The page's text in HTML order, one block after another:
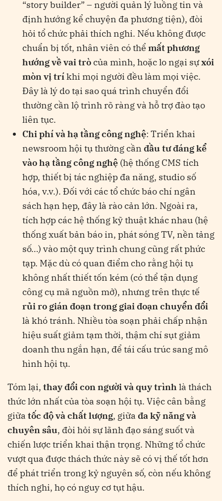
“story builder” – người quản lý luồng tin và
định hướng kể chuyện đa phương tiện​), đòi
hỏi tổ chức phải thích nghi. Nếu không được
chuẩn bị tốt, nhân viên có thể mất phương
hướng về vai tròcủa mình, hoặc lo ngại sựxói
mòn vị tríkhi mọi người đều làm mọi việc.
Đây là lý do tại sao quá trình chuyển đổi
thường cần lộ trình rõ ràng và hỗ trợ đào tạo
liên tục.
Chi phí và hạ tầng công nghệ: Triển khai
newsroom hội tụ thường cần đầu tư đáng kể
vào hạ tầng công nghệ (hệ thống CMS tích
hợp, thiết bị tác nghiệp đa năng, studio số
hóa, v.v.). Đối với các tổ chức báo chí ngân
sách hạn hẹp, đây là rào cản lớn. Ngoài ra,
tích hợp các hệ thống kỹ thuật khác nhau (hệ
thống xuất bản báo in, phát sóng TV, nền tảng
số…) vào một quy trình chung cũng rất phức
tạp. Mặc dù có quan điểm cho rằng hội tụ
không nhất thiết tốn kém (có thể tận dụng
công cụ mã nguồn mở), nhưng trên thực tế
rủi ro gián đoạn trong giai đoạn chuyển đổi
là khó tránh. Nhiều tòa soạn phải chấp nhận
hiệu suất giảm tạm thời, thậm chí sụt giảm
doanh thu ngắn hạn, để tái cấu trúc sang mô
hình hội tụ.
Tóm lại, thay đổi con người và quy trình là thách
thức lớn nhất của tòa soạn hội tụ. Việc cân bằng
giữa tốc độ và chất lượng, giữa đa kỹ năng và
chuyên sâu, đòi hỏi sự lãnh đạo sáng suốt và
chiến lược triển khai thận trọng. Những tổ chức
vượt qua được thách thức này sẽ có vị thế tốt hơn
để phát triển trong kỷ nguyên số, còn nếu không
thích nghi, họ có nguy cơ tụt hậu.